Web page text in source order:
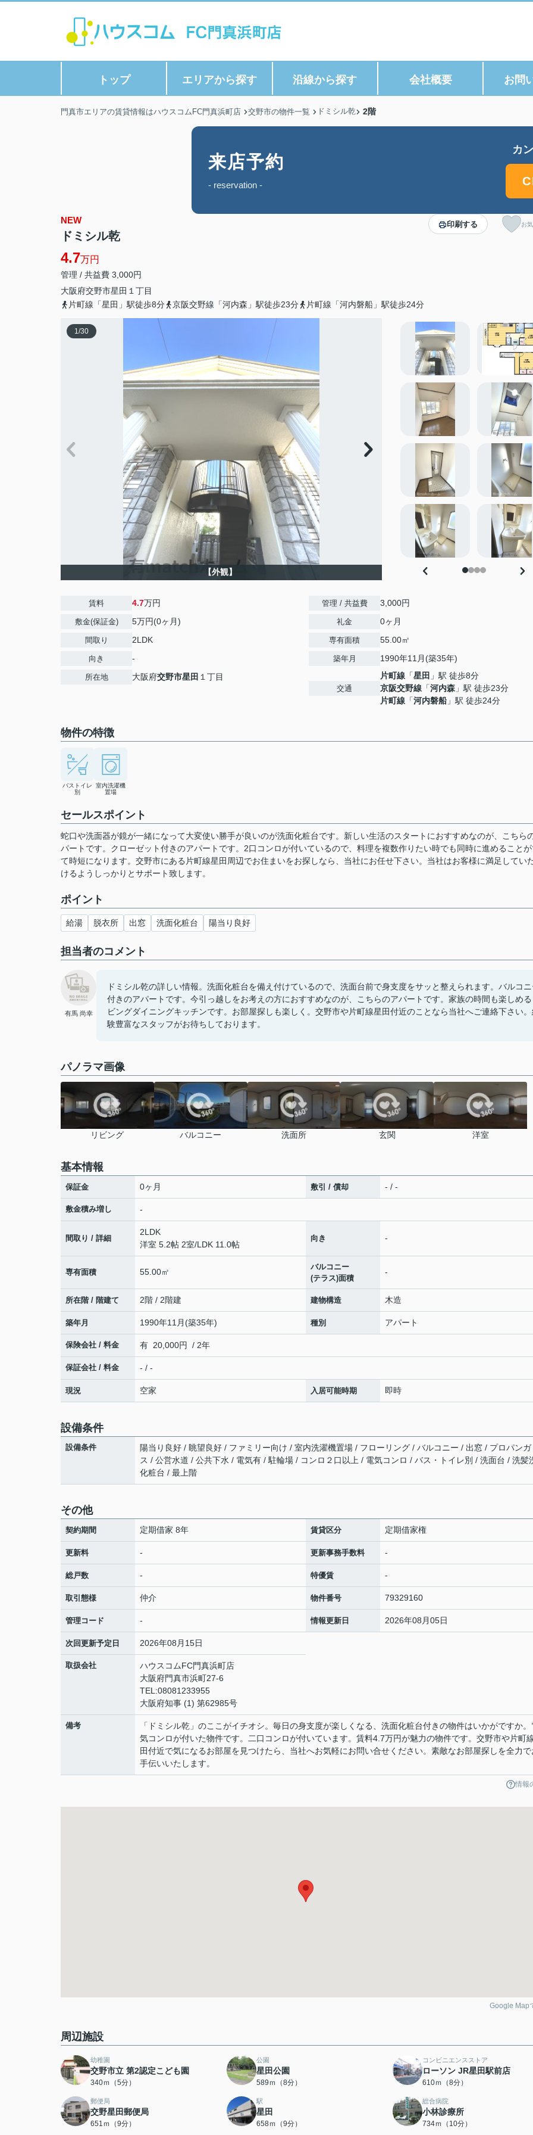
トップ エリアから探す 沿線から探す 会社概要 お問
門真市エリアの賃貸情報はハウスコムFC門真浜町店 交野市の物件一覧 ドミシル乾 2階
来店予約
- reservation -
カ
NEW
ドミシル乾
4.7万円
管理 / 共益費 3,000円
大阪府交野市星田 １丁目
片町線「星田」駅徒歩8分
京阪交野線「河内森」駅徒歩23分 片町線「河内磐船」駅徒歩24分
印刷する お
1/30
【外観】
賃料 4.7万円
敷金(保証金) 5万円(0ヶ月)
間取り 2LDK
向き -
所在地 大阪府交野市星田 １丁目
管理 / 共益費 3,000円
礼金 0ヶ月
専有面積 55.00㎡
築年月 1990年11月(築35年)
交通
片町線 「星田 」駅 徒歩8分
京阪交野線 「河内森 」駅 徒歩23分
片町線 「河内磐船」駅 徒歩24分
物件の特徴
バストイレ
別
室内洗濯機
置場
セールスポイント
蛇口や洗面器が鏡が一緒になって大変使い勝手が良いのが洗面化粧台です。新しい生活のスタートにおすすめなのが、こちら
パートです。クローゼット付きのアパートです。2口コンロが付いているので、料理を複数作りたい時でも同時に進めること
て時短になります。交野市にある片町線星田周辺でお住まいをお探しなら、当社にお任せ下さい。当社はお客様に満足してい
けるようしっかりとサポート致します。
ポイント
給湯 脱衣所 出窓 洗面化粧台 陽当り良好
担当者のコメント
有馬 尚幸
ドミシル乾の詳しい情報。洗面化粧台を備え付けているので、洗面台前で身支度をサッと整えられます。バルコ
付きのアパートです。今引っ越しをお考えの方におすすめなのが、こちらのアパートです。家族の時間も楽しめ
ビングダイニングキッチンです。お部屋探しも楽しく。交野市や片町線星田付近のことなら当社へご連絡下さい
験豊富なスタッフがお待ちしております。
パノラマ画像
リビング バルコニー 洗面所 玄関 洋室
基本情報
保証金 0ヶ月 敷引 / 償却 - / -
敷金積み増し -
間取り / 詳細
2LDK
洋室 5.2帖 2室/LDK 11.0帖
向き -
専有面積 55.00㎡
バルコニー
(テラス)面積
-
所在階 / 階建て 2階 / 2階建 建物構造 木造
築年月 1990年11月(築35年) 種別 アパート
保険会社 / 料金 有 20,000円 / 2年
保証会社 / 料金 - / -
現況 空家 入居可能時期 即時
設備条件
設備条件
陽当り良好 / 眺望良好 / ファミリー向け / 室内洗濯機置場 / フローリング / バルコニー / 出窓 / プロパンガ
ス / 公営水道 / 公共下水 / 電気有 / 駐輪場 / コンロ２口以上 / 電気コンロ / バス・トイレ別 / 洗面台 / 洗髪
化粧台 / 最上階
その他
契約期間 定期借家 8年 賃貸区分 定期借家権
更新料 - 更新事務手数料 -
総戸数 - 特優賃 -
取引態様 仲介 物件番号 79329160
管理コード - 情報更新日 2026年08月05日
次回更新予定日 2026年08月15日
取扱会社
ハウスコムFC門真浜町店
大阪府門真市浜町27-6
TEL:08081233955
大阪府知事 (1) 第62985号
備考
「ドミシル乾」のここがイチオシ。毎日の身支度が楽しくなる、洗面化粧台付きの物件はいかがですか。
気コンロが付いた物件です。二口コンロが付いています。賃料4.7万円が魅力の物件です。交野市や片町
田付近で気になるお部屋を見つけたら、当社へお気軽にお問い合せください。素敵なお部屋探しを全力で
手伝いいたします。
情報
Google Map
周辺施設
幼稚園
交野市立 第2認定こども園
340ｍ（5分）
公園
星田公園
589ｍ（8分）
コンビニエンスストア
ローソン JR星田駅前店
610ｍ（8分）
郵便局
交野星田郵便局
651ｍ（9分）
駅
星田
658ｍ（9分）
総合病院
小林診療所
734ｍ（10分）